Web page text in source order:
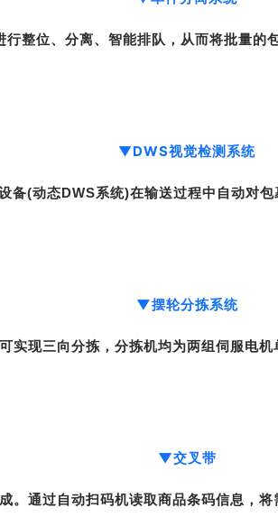
整位、分离、智能排队，从而将批量的
▼DWS视觉检测系统
备(动态DWS系统)在输送过程中自动对包
▼摆轮分拣系统
实现三向分拣，分拣机均为两组伺服电机
▼交叉带
。 通过自动扫码机读取商品条码信息，